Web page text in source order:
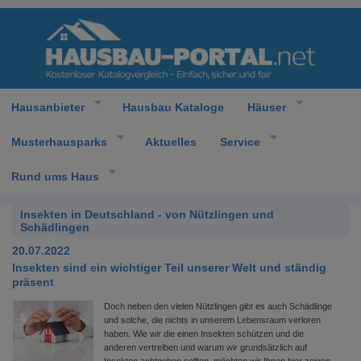
Hausanbieter Hausbau Kataloge Häuser
Musterhausparks Aktuelles Service
Rund ums Haus
Insekten in Deutschland - von Nützlingen und
Schädlingen
20.07.2022
Insekten sind ein wichtiger Teil unserer Welt und ständig
präsent
Doch neben den vielen Nützlingen gibt es auch Schädlinge
und solche, die nichts in unserem Lebensraum verloren
haben. Wie wir die einen Insekten schützen und die
anderen vertreiben und warum wir grundsätzlich auf